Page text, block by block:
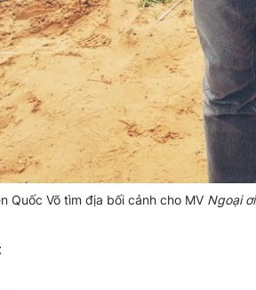
Quốc Võ tìm địa bối cảnh cho MV Ngoại